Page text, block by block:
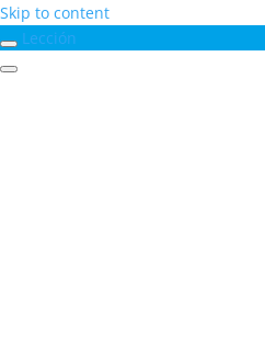
Skip to content
Lección